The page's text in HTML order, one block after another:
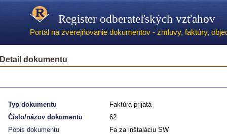
Register odberateľských vzťahov
Portál na zverejňovanie dokumentov - zmluvy, faktúry,
Detail dokumentu
Typ dokumentu
Faktúra prijatá
Číslo/názov dokumentu
62
Popis dokumentu
Fa za inštaláciu SW